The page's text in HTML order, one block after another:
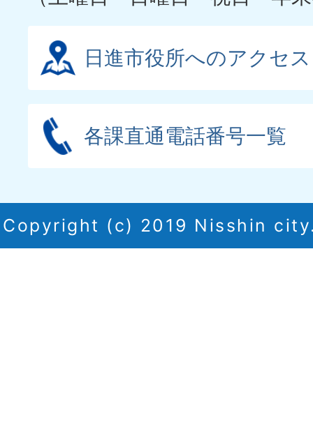
日進市役所へのアクセス
各課直通電話番号一覧
Copyright (c) 2019 Nisshin